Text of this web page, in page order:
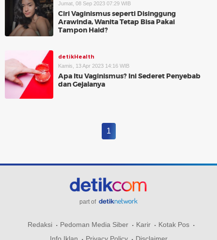
Jumat, 08 Sep 2023 07:29 WIB
Ciri Vaginismus seperti Disinggung
Arawinda, Wanita Tetap Bisa Pakai
Tampon Haid?
detikHealth
Kamis, 13 Apr 2023 14:16 WIB
Apa Itu Vaginismus? Ini Sederet Penyebab
dan Gejalanya
1
part of
Redaksi Pedoman Media Siber Karir
Kotak Pos